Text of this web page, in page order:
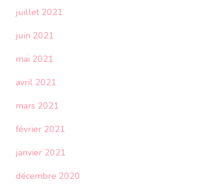
juillet 2021
juin 2021
mai 2021
avril 2021
mars 2021
février 2021
janvier 2021
décembre 2020